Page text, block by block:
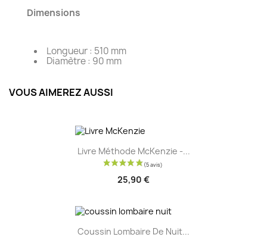
Dimensions
Longueur : 510 mm
Diamètre : 90 mm
VOUS AIMEREZ AUSSI
Livre Méthode McKenzie -...
25,90 €
Coussin Lombaire De Nuit...